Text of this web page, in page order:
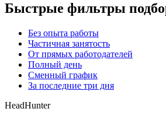
Быстрые фильтры
Без опыта работы
Частичная занятость
От прямых работодателей
Полный день
Сменный график
За последние три дня
HeadHunter